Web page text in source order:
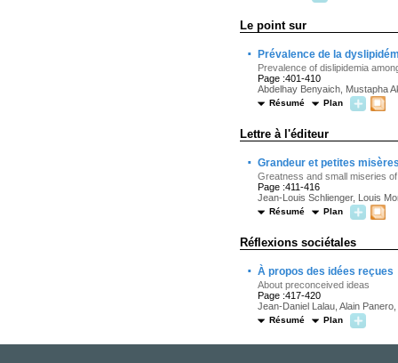
Le point sur
· Prévalence de la
Prevalence of dislipidemia
Page :401-410
Abdelhay Benyaich, Mustapha
Résumé Plan
Lettre à l'éditeur
· Grandeur et petites
Greatness and small miseries
Page :411-416
Jean-Louis Schlienger, Louis
Résumé Plan
Réflexions sociétales
· À propos des idées reçues
About preconceived ideas
Page :417-420
Jean-Daniel Lalau, Alain
Résumé Plan